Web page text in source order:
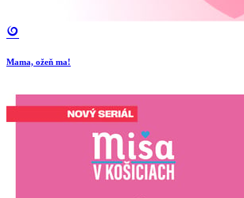
Mama, ožeň ma!